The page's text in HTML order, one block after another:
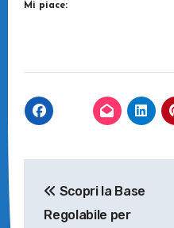
Mi piace:
articoli
Scopri la Base
Regolabile per